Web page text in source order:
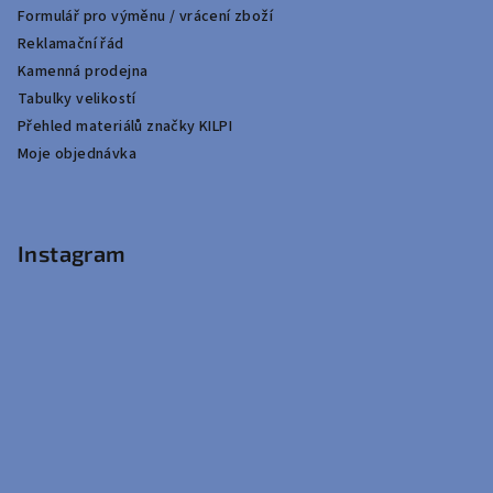
Formulář pro výměnu / vrácení zboží
Reklamační řád
Kamenná prodejna
Tabulky velikostí
Přehled materiálů značky KILPI
Moje objednávka
Instagram